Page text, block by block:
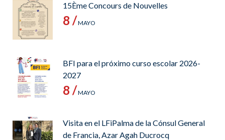
15Ème Concours de Nouvelles
8 /MAYO
BFI para el próximo curso escolar 2026-
2027
8 /MAYO
Visita en el LFiPalma de la Cónsul General
de Francia, Azar Agah Ducrocq